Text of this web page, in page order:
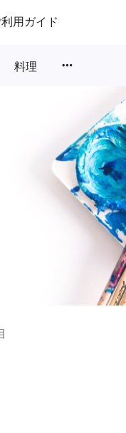
利用ガイド
料理 more_horiz